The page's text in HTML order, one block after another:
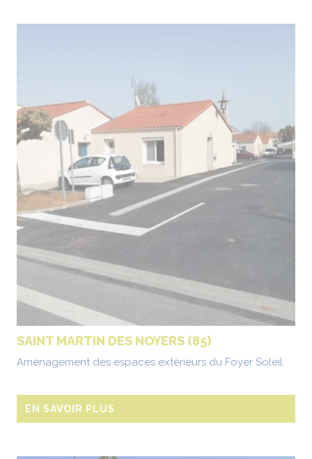
SAINT MARTIN DES NOYERS (85)
Aménagement des espaces extérieurs du Foyer Soleil
EN SAVOIR PLUS